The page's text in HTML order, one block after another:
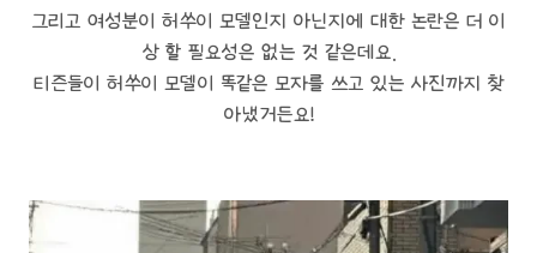
그리고 여성분이 허쑤이 모델인지 아닌지에 대한 논란은 더 이
상 할 필요성은 없는 것 같은데요.
티즌들이 허쑤이 모델이 똑같은 모자를 쓰고 있는 사진까지 찾
아냈거든요!